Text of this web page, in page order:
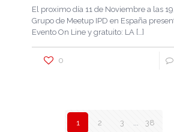
El proximo día 11 de Noviembre a las
Grupo de Meetup IPD en España
Evento On Line y gratuito: LA […]
0
1 2 3 ... 38